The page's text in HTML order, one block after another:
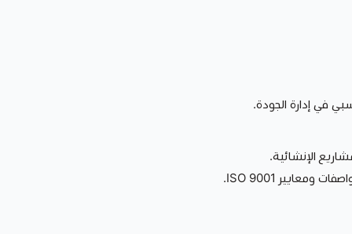
في إدارة الجودة.
الإنشائية.